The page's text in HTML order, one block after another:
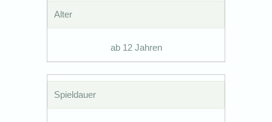
Alter
ab 12 Jahren
Spieldauer